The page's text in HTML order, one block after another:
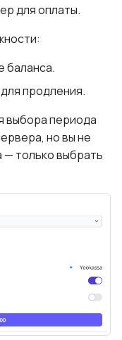
для оплаты.
баланса.
продления.
выбора периода
но вы не
только выбрать